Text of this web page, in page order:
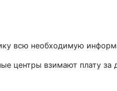
всю необходимую
центры взимают плату